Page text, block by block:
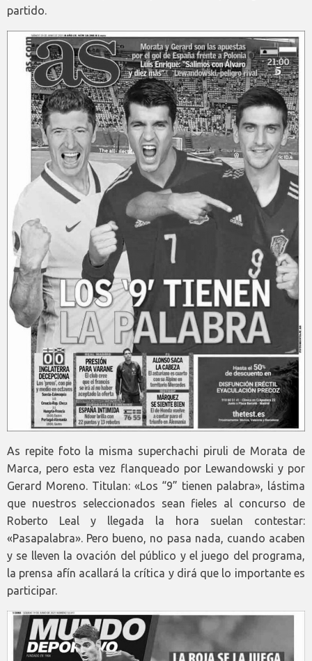
partido.
As repite foto la misma superchachi piruli de Morata de
Marca, pero esta vez flanqueado por Lewandowski y por
Gerard Moreno. Titulan: «Los “9” tienen palabra», lástima
que nuestros seleccionados sean fieles al concurso de
Roberto Leal y llegada la hora suelan contestar:
«Pasapalabra». Pero bueno, no pasa nada, cuando acaben
y se lleven la ovación del público y el juego del programa,
la prensa afín acallará la crítica y dirá que lo importante es
participar.